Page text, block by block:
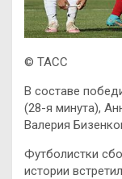
© ТАСС
В составе
(28-я минута),
Валерия
Футболистки
истории